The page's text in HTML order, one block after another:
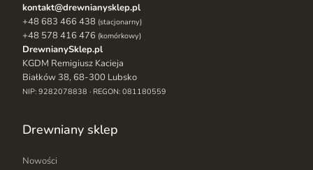
kontakt@drewnianysklep.pl
+48 683 466 438 (stacjonarny)
+48 578 416 476 (komórkowy)
DrewnianySklep.pl
KGDM Remigiusz Kacieja
Białków 38, 68-300 Lubsko
NIP: 9282078838 · REGON: 081180559
Drewniany sklep
Nowości